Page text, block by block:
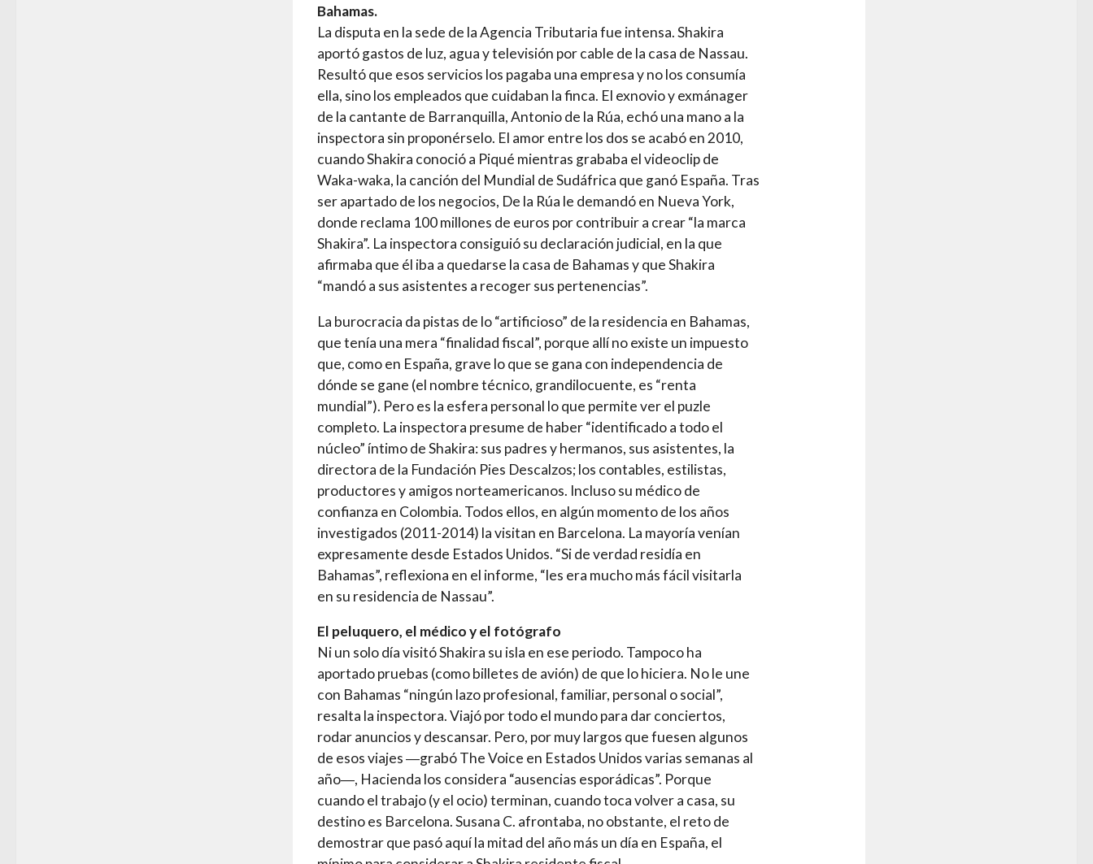
Bahamas.
La disputa en la sede de la Agencia Tributaria fue intensa. Shakira
aportó gastos de luz, agua y televisión por cable de la casa de Nassau.
Resultó que esos servicios los pagaba una empresa y no los consumía
ella, sino los empleados que cuidaban la finca. El exnovio y exmánager
de la cantante de Barranquilla, Antonio de la Rúa, echó una mano a la
inspectora sin proponérselo. El amor entre los dos se acabó en 2010,
cuando Shakira conoció a Piqué mientras grababa el videoclip de
Waka-waka, la canción del Mundial de Sudáfrica que ganó España. Tras
ser apartado de los negocios, De la Rúa le demandó en Nueva York,
donde reclama 100 millones de euros por contribuir a crear “la marca
Shakira”. La inspectora consiguió su declaración judicial, en la que
afirmaba que él iba a quedarse la casa de Bahamas y que Shakira
“mandó a sus asistentes a recoger sus pertenencias”.
La burocracia da pistas de lo “artificioso” de la residencia en Bahamas,
que tenía una mera “finalidad fiscal”, porque allí no existe un impuesto
que, como en España, grave lo que se gana con independencia de
dónde se gane (el nombre técnico, grandilocuente, es “renta
mundial”). Pero es la esfera personal lo que permite ver el puzle
completo. La inspectora presume de haber “identificado a todo el
núcleo” íntimo de Shakira: sus padres y hermanos, sus asistentes, la
directora de la Fundación Pies Descalzos; los contables, estilistas,
productores y amigos norteamericanos. Incluso su médico de
confianza en Colombia. Todos ellos, en algún momento de los años
investigados (2011-2014) la visitan en Barcelona. La mayoría venían
expresamente desde Estados Unidos. “Si de verdad residía en
Bahamas”, reflexiona en el informe, “les era mucho más fácil visitarla
en su residencia de Nassau”.
El peluquero, el médico y el fotógrafo
Ni un solo día visitó Shakira su isla en ese periodo. Tampoco ha
aportado pruebas (como billetes de avión) de que lo hiciera. No le une
con Bahamas “ningún lazo profesional, familiar, personal o social”,
resalta la inspectora. Viajó por todo el mundo para dar conciertos,
rodar anuncios y descansar. Pero, por muy largos que fuesen algunos
de esos viajes ―grabó The Voice en Estados Unidos varias semanas al
año―, Hacienda los considera “ausencias esporádicas”. Porque
cuando el trabajo (y el ocio) terminan, cuando toca volver a casa, su
destino es Barcelona. Susana C. afrontaba, no obstante, el reto de
demostrar que pasó aquí la mitad del año más un día en España, el